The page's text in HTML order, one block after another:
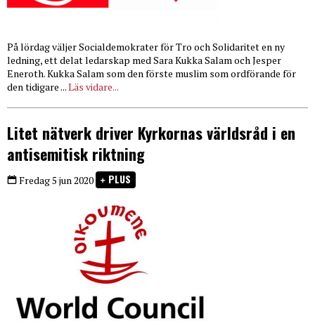
På lördag väljer Socialdemokrater för Tro och Solidaritet en ny
ledning, ett delat ledarskap med Sara Kukka Salam och Jesper
Eneroth. Kukka Salam som den förste muslim som ordförande för
den tidigare ...Läs vidare...
Litet nätverk driver Kyrkornas världsråd i en
antisemitisk riktning
Fredag 5 jun 2020 PLUS